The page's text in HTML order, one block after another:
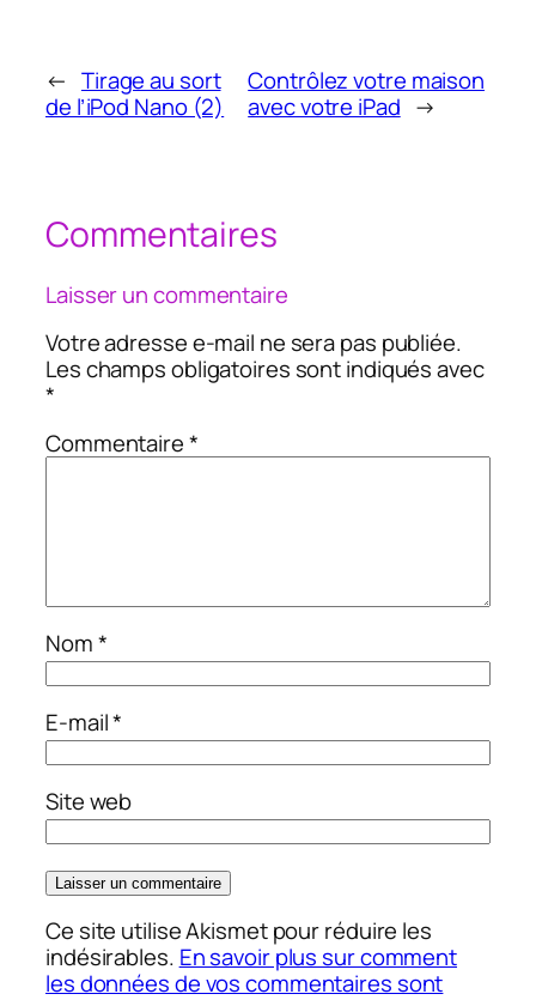
← Tirage au sort
de l’iPod Nano (2)
Contrôlez votre maison
avec votre iPad →
Commentaires
Laisser un commentaire
Votre adresse e-mail ne sera pas publiée.
Les champs obligatoires sont indiqués avec
*
Commentaire*
Nom*
E-mail*
Site web
Ce site utilise Akismet pour réduire les
indésirables. En savoir plus sur comment
les données de vos commentaires sont